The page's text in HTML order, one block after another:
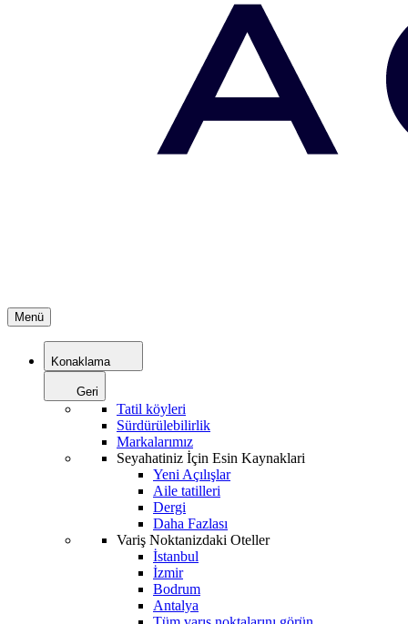
Menü
Konaklama
Geri
Tatil köyleri
Sürdürülebilirlik
Markalarımız
Seyahatiniz İçin Esin Kaynaklari
Yeni Açılışlar
Aile tatilleri
Dergi
Daha Fazlası
Variş Noktanizdaki Oteller
İstanbul
İzmir
Bodrum
Antalya